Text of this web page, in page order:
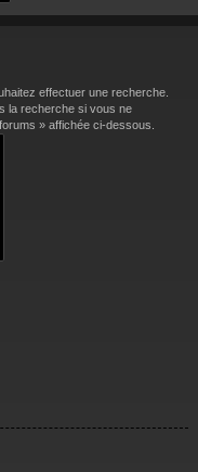
effectuer une recherche.
la recherche si vous ne
» affichée ci-dessous.